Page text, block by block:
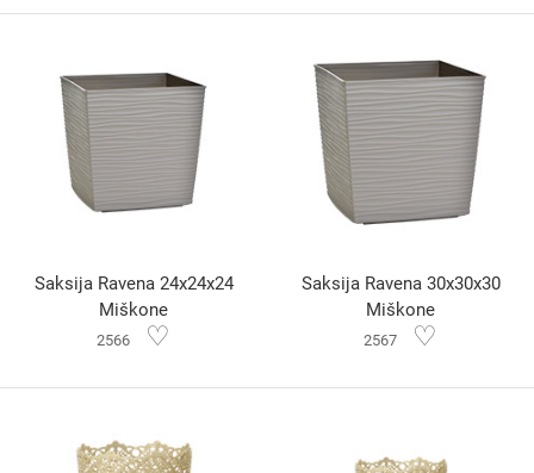
Saksija Ravena 24x24x24
Miškone
2566 ♡
Saksija Ravena 30x30x30
Miškone
2567 ♡